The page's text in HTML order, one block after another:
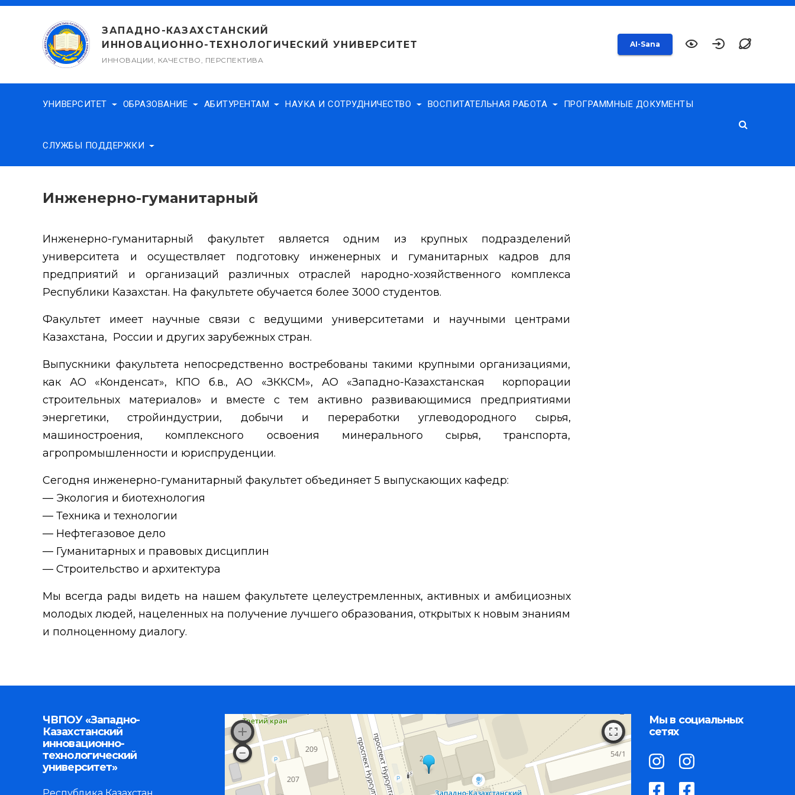
Перейти
содержимому
ЗАПАДНО-КАЗАХСТАНСКИЙ
ИННОВАЦИОННО-ТЕХНОЛОГИЧЕСКИЙ УНИВЕРСИТЕТ
ИННОВАЦИИ, КАЧЕСТВО, ПЕРСПЕКТИВА
AI-Sana
УНИВЕРСИТЕТ ОБРАЗОВАНИЕ АБИТУРЕНТАМ НАУКА И СОТРУДНИЧЕСТВО ВОСПИТАТЕЛЬНАЯ РАБОТА ПРОГРАММНЫЕ ДОКУМЕНТЫ
СЛУЖБЫ ПОДДЕРЖКИ
Инженерно-гуманитарный
Инженерно-гуманитарный факультет является одним из крупных подразделений
университета и осуществляет подготовку инженерных и гуманитарных кадров для
предприятий и организаций различных отраслей народно-хозяйственного комплекса
Республики Казахстан. На факультете обучается более 3000 студентов.
Факультет имеет научные связи с ведущими университетами и научными центрами
Казахстана, России и других зарубежных стран.
Выпускники факультета непосредственно востребованы такими крупными организациями,
как АО «Конденсат», КПО б.в., АО «ЗККСМ», АО «Западно-Казахстанская корпорации
строительных материалов» и вместе с тем активно развивающимися предприятиями
энергетики, стройиндустрии, добычи и переработки углеводородного сырья,
машиностроения, комплексного освоения минерального сырья, транспорта,
агропромышленности и юриспруденции.
Сегодня инженерно-гуманитарный факультет объединяет 5 выпускающих кафедр:
— Экология и биотехнология
— Техника и технологии
— Нефтегазовое дело
— Гуманитарных и правовых дисциплин
— Строительство и архитектура
Мы всегда рады видеть на нашем факультете целеустремленных, активных и амбициозных
молодых людей, нацеленных на получение лучшего образования, открытых к новым знаниям
и полноценному диалогу.
ЧВПОУ «Западно-
Казахстанский
инновационно-
технологический
университет»
Мы в социальных
сетях